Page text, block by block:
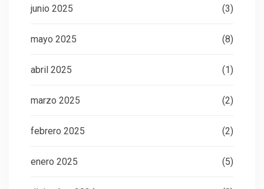
junio 2025 (3)
mayo 2025 (8)
abril 2025 (1)
marzo 2025 (2)
febrero 2025 (2)
enero 2025 (5)